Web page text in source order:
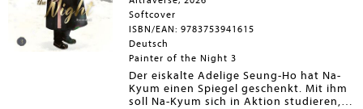
Softcover
ISBN/EAN: 9783753941615
Deutsch
Painter of the Night 3
Der eiskalte Adelige Seung-Ho hat Na-
Kyum einen Spiegel geschenkt. Mit ihm
soll Na-Kyum sich in Aktion studieren,